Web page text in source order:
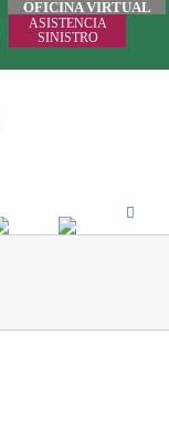
OFICINA VIRTUAL
ASISTENCIA
SINISTRO